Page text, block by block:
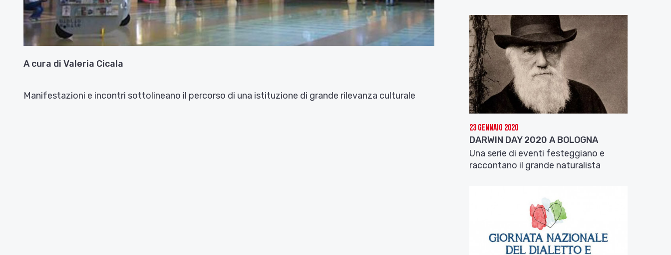
A cura di Valeria Cicala
Manifestazioni e incontri sottolineano il percorso di una istituzione di grande rilevanza culturale
23 Gennaio 2020
DARWIN DAY 2020 A BOLOGNA
Una serie di eventi festeggiano e
raccontano il grande naturalista